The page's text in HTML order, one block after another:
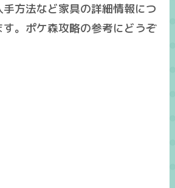
方法など家具の詳細情報につ
。ポケ森攻略の参考にどうぞ